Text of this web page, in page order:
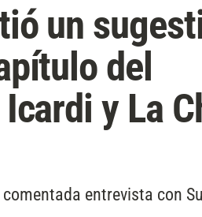
un
del
y La
entrevista con